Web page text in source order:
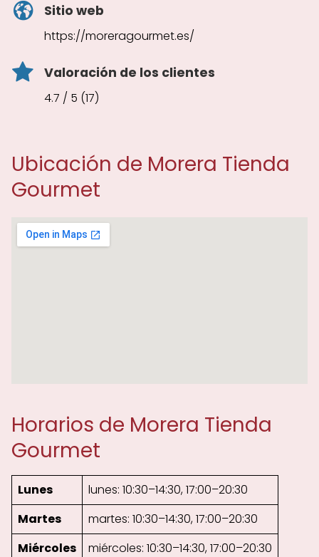
Sitio web
https://moreragourmet.es/
Valoración de los clientes
4.7 / 5 (17)
Ubicación de Morera Tienda
Gourmet
Horarios de Morera Tienda
Gourmet
Lunes
lunes: 10:30–14:30, 17:00–20:30
Martes
martes: 10:30–14:30, 17:00–20:30
Miércoles
miércoles: 10:30–14:30, 17:00–20:30